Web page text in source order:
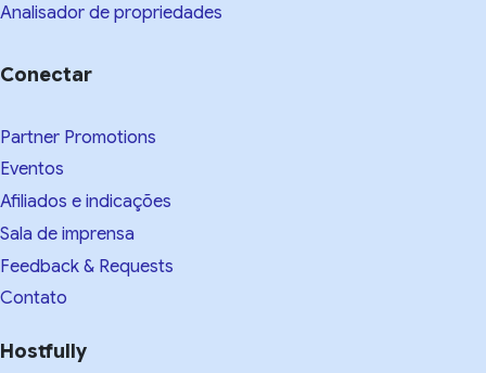
Analisador de propriedades
Conectar
Partner Promotions
Eventos
Afiliados e indicações
Sala de imprensa
Feedback & Requests
Contato
Hostfully